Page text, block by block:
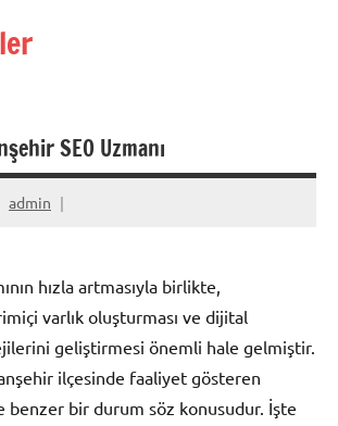
SEO Uzmanı
admin
hızla artmasıyla birlikte,
varlık oluşturması ve dijital
geliştirmesi önemli hale gelmiştir.
ilçesinde faaliyet gösteren
benzer bir durum söz konusudur. İşte